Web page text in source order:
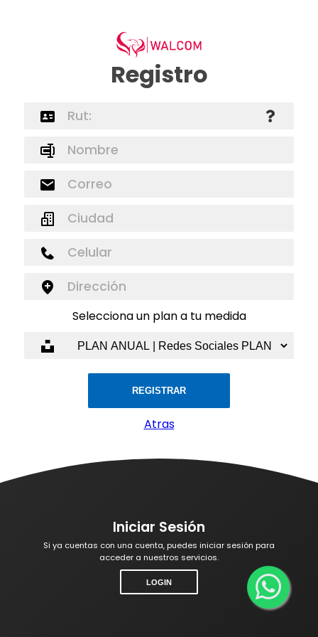
Registro
Selecciona un plan a tu medida
REGISTRAR
Atras
Iniciar Sesión
Si ya cuentas con una cuenta, puedes iniciar sesión para
acceder a nuestros servicios.
LOGIN